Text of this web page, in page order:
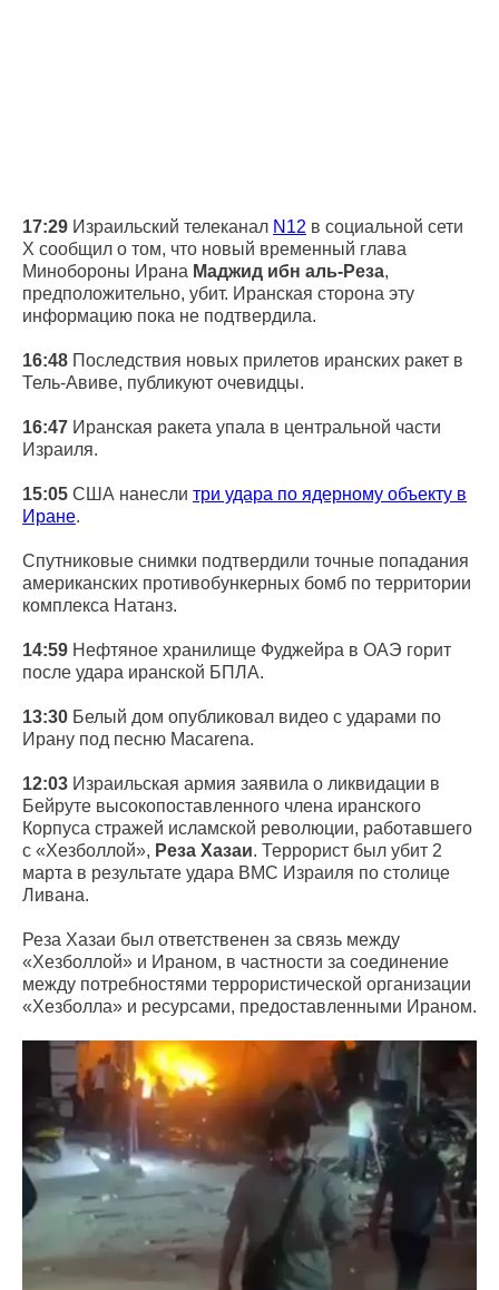
17:29 Израильский телеканал N12 в социальной сети
X сообщил о том, что новый временный глава
Минобороны Ирана Маджид ибн аль-Реза,
предположительно, убит. Иранская сторона эту
информацию пока не подтвердила.
16:48 Последствия новых прилетов иранских ракет в
Тель-Авиве, публикуют очевидцы.
16:47 Иранская ракета упала в центральной части
Израиля.
15:05 США нанесли три удара по ядерному объекту в
Иране.
Спутниковые снимки подтвердили точные попадания
американских противобункерных бомб по территории
комплекса Натанз.
14:59 Нефтяное хранилище Фуджейра в ОАЭ горит
после удара иранской БПЛА.
13:30 Белый дом опубликовал видео с ударами по
Ирану под песню Macarena.
12:03 Израильская армия заявила о ликвидации в
Бейруте высокопоставленного члена иранского
Корпуса стражей исламской революции, работавшего
с «Хезболлой», Реза Хазаи. Террорист был убит 2
марта в результате удара ВМС Израиля по столице
Ливана.
Реза Хазаи был ответственен за связь между
«Хезболлой» и Ираном, в частности за соединение
между потребностями террористической организации
«Хезболла» и ресурсами, предоставленными Ираном.